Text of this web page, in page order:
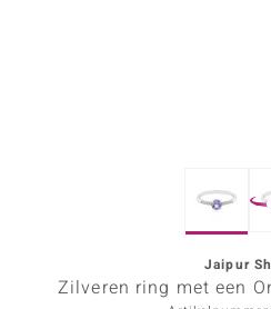
Jaipur
Zilveren ring met een